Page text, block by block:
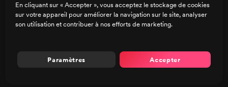
Charte de confidentialité
CGU/CGV
Préférences de cookies
En cliquant sur « Accepter », vous acceptez le stockage de cookies
sur votre appareil pour améliorer la navigation sur le site, analyser
son utilisation et contribuer à nos efforts de marketing.
Accepter
Paramètres